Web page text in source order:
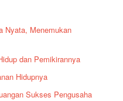
Nyata, Menemukan
dan Pemikirannya
Hidupnya
Sukses Pengusaha